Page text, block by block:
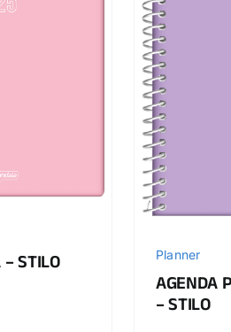
STILO Planner
AGENDA
– STILO